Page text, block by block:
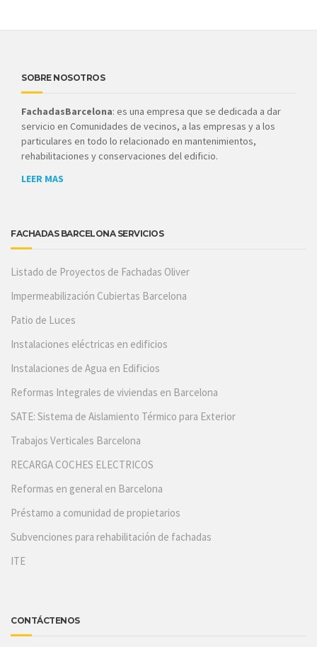
SOBRE NOSOTROS
FachadasBarcelona: es una empresa que se dedicada a dar
servicio en Comunidades de vecinos, a las empresas y a los
particulares en todo lo relacionado en mantenimientos,
rehabilitaciones y conservaciones del edificio.
LEER MAS
FACHADAS BARCELONA SERVICIOS
Listado de Proyectos de Fachadas Oliver
Impermeabilización Cubiertas Barcelona
Patio de Luces
Instalaciones eléctricas en edificios
Instalaciones de Agua en Edificios
Reformas Integrales de viviendas en Barcelona
SATE: Sistema de Aislamiento Térmico para Exterior
Trabajos Verticales Barcelona
RECARGA COCHES ELECTRICOS
Reformas en general en Barcelona
Préstamo a comunidad de propietarios
Subvenciones para rehabilitación de fachadas
ITE
CONTÁCTENOS